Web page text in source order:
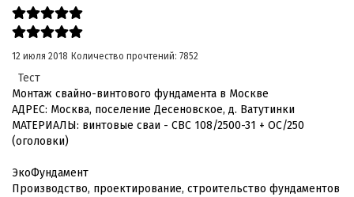
12 июля 2018 Количество прочтений: 7852
Тест
Монтаж свайно-винтового фундамента в Москве
АДРЕС: Москва, поселение Десеновское, д. Ватутинки
МАТЕРИАЛЫ: винтовые сваи - СВС 108/2500-31 + ОС/250
(оголовки)
ЭкоФундамент
Производство, проектирование, строительство фундаментов